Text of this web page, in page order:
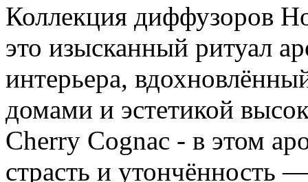
Коллекция диффузоров
это изысканный ритуал
интерьера,
домами и эстетикой
Сherry Сognac - в этом
страсть и утончённость